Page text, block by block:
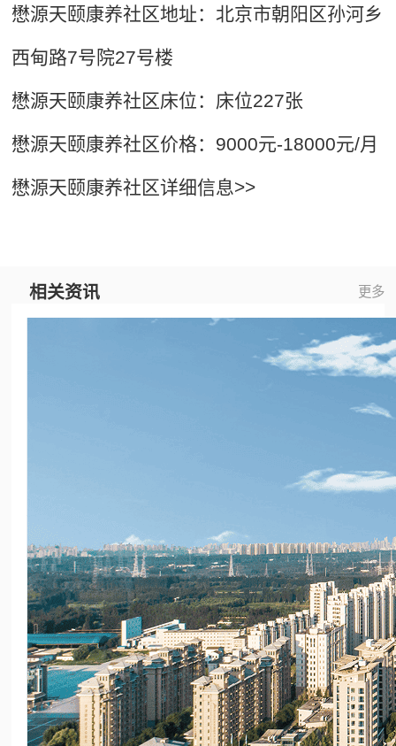
懋源天颐康养社区地址：北京市朝阳区孙河乡
西甸路7号院27号楼
懋源天颐康养社区床位：床位227张
懋源天颐康养社区价格：9000元-18000元/月
懋源天颐康养社区详细信息>>
相关资讯 更多